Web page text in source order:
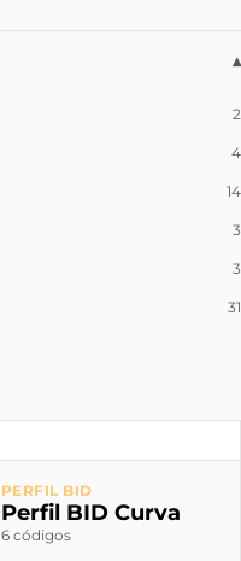
▾
2
4
14
3
3
31
PERFIL BID
Perfil BID Curva
6 códigos